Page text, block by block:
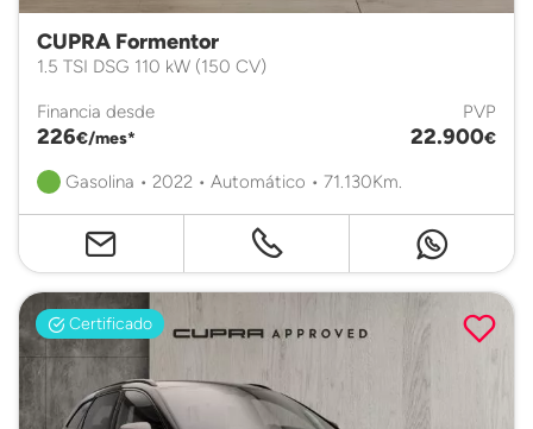
CUPRA Formentor
1.5 TSI DSG 110 kW (150 CV)
Financia desde
226€/mes*
PVP
22.900€
Gasolina • 2022 • Automático • 71.130Km.
Certificado